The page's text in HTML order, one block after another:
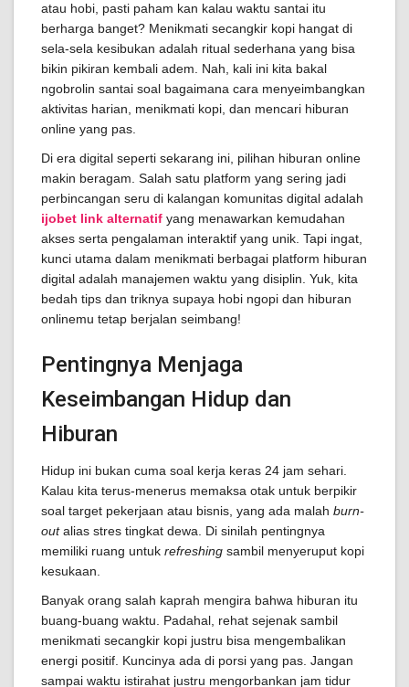
atau hobi, pasti paham kan kalau waktu santai itu
berharga banget? Menikmati secangkir kopi hangat di
sela-sela kesibukan adalah ritual sederhana yang bisa
bikin pikiran kembali adem. Nah, kali ini kita bakal
ngobrolin santai soal bagaimana cara menyeimbangkan
aktivitas harian, menikmati kopi, dan mencari hiburan
online yang pas.
Di era digital seperti sekarang ini, pilihan hiburan online
makin beragam. Salah satu platform yang sering jadi
perbincangan seru di kalangan komunitas digital adalah
ijobet link alternatif yang menawarkan kemudahan
akses serta pengalaman interaktif yang unik. Tapi ingat,
kunci utama dalam menikmati berbagai platform hiburan
digital adalah manajemen waktu yang disiplin. Yuk, kita
bedah tips dan triknya supaya hobi ngopi dan hiburan
onlinemu tetap berjalan seimbang!
Pentingnya Menjaga
Keseimbangan Hidup dan
Hiburan
Hidup ini bukan cuma soal kerja keras 24 jam sehari.
Kalau kita terus-menerus memaksa otak untuk berpikir
soal target pekerjaan atau bisnis, yang ada malah burn-
outalias stres tingkat dewa. Di sinilah pentingnya
memiliki ruang untuk refreshing sambil menyeruput kopi
kesukaan.
Banyak orang salah kaprah mengira bahwa hiburan itu
buang-buang waktu. Padahal, rehat sejenak sambil
menikmati secangkir kopi justru bisa mengembalikan
energi positif. Kuncinya ada di porsi yang pas. Jangan
sampai waktu istirahat justru mengorbankan jam tidur